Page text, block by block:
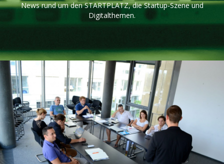
News rund um den STARTPLATZ, die Startup-Szene und
Digitalthemen.